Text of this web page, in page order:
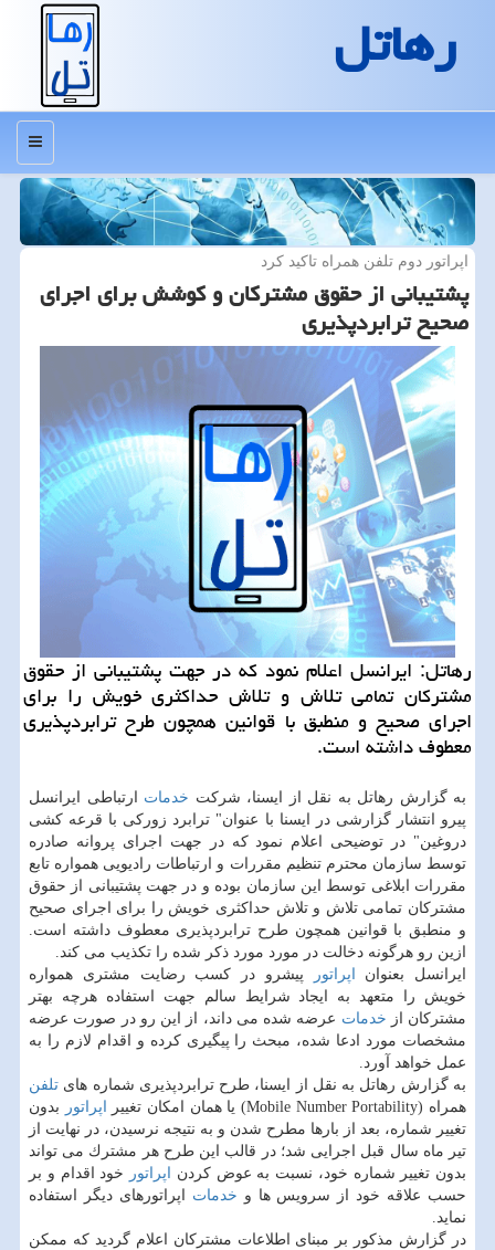
رهاتل
منو
اپراتور دوم تلفن همراه تاكید كرد
پشتیبانی از حقوق مشتركان و كوشش برای اجرای
صحیح ترابردپذیری
رهاتل: ایرانسل اعلام نمود كه در جهت پشتیبانی از حقوق
مشتركان تمامی تلاش و تلاش حداكثری خویش را برای
اجرای صحیح و منطبق با قوانین همچون طرح ترابردپذیری
معطوف داشته است.
به گزارش رهاتل به نقل از ایسنا، شركت خدمات ارتباطی ایرانسل
پیرو انتشار گزارشی در ایسنا با عنوان" ترابرد زوركی با قرعه كشی
دروغین" در توضیحی اعلام نمود كه در جهت اجرای پروانه صادره
توسط سازمان محترم تنظیم مقررات و ارتباطات رادیویی همواره تابع
مقررات ابلاغی توسط این سازمان بوده و در جهت پشتیبانی از حقوق
مشتركان تمامی تلاش و تلاش حداكثری خویش را برای اجرای صحیح
و منطبق با قوانین همچون طرح ترابردپذیری معطوف داشته است.
ازین رو هرگونه دخالت در مورد مورد ذكر شده را تكذیب می كند.
ایرانسل بعنوان اپراتور
پیشرو در كسب رضایت مشتری همواره
خویش را متعهد به ایجاد شرایط سالم جهت استفاده هرچه بهتر
مشتركان از خدمات عرضه شده می داند، از این رو در صورت عرضه
مشخصات مورد ادعا شده، مبحث را پیگیری كرده و اقدام لازم را به
عمل خواهد آورد.
به گزارش رهاتل به نقل از ایسنا، طرح ترابردپذیری شماره های تلفن
همراه (Mobile Number Portability) یا همان امكان تغییر
اپراتور
بدون
تغییر شماره، بعد از بارها مطرح شدن و به نتیجه نرسیدن، در نهایت از
تیر ماه سال قبل اجرایی شد؛ در قالب این طرح هر مشترك می تواند
بدون تغییر شماره خود، نسبت به عوض كردن اپراتور
خود اقدام و بر
حسب علاقه خود از سرویس ها و خدمات اپراتورهای دیگر استفاده
نماید.
در گزارش مذكور بر مبنای اطلاعات مشتركان اعلام گردید كه ممكن